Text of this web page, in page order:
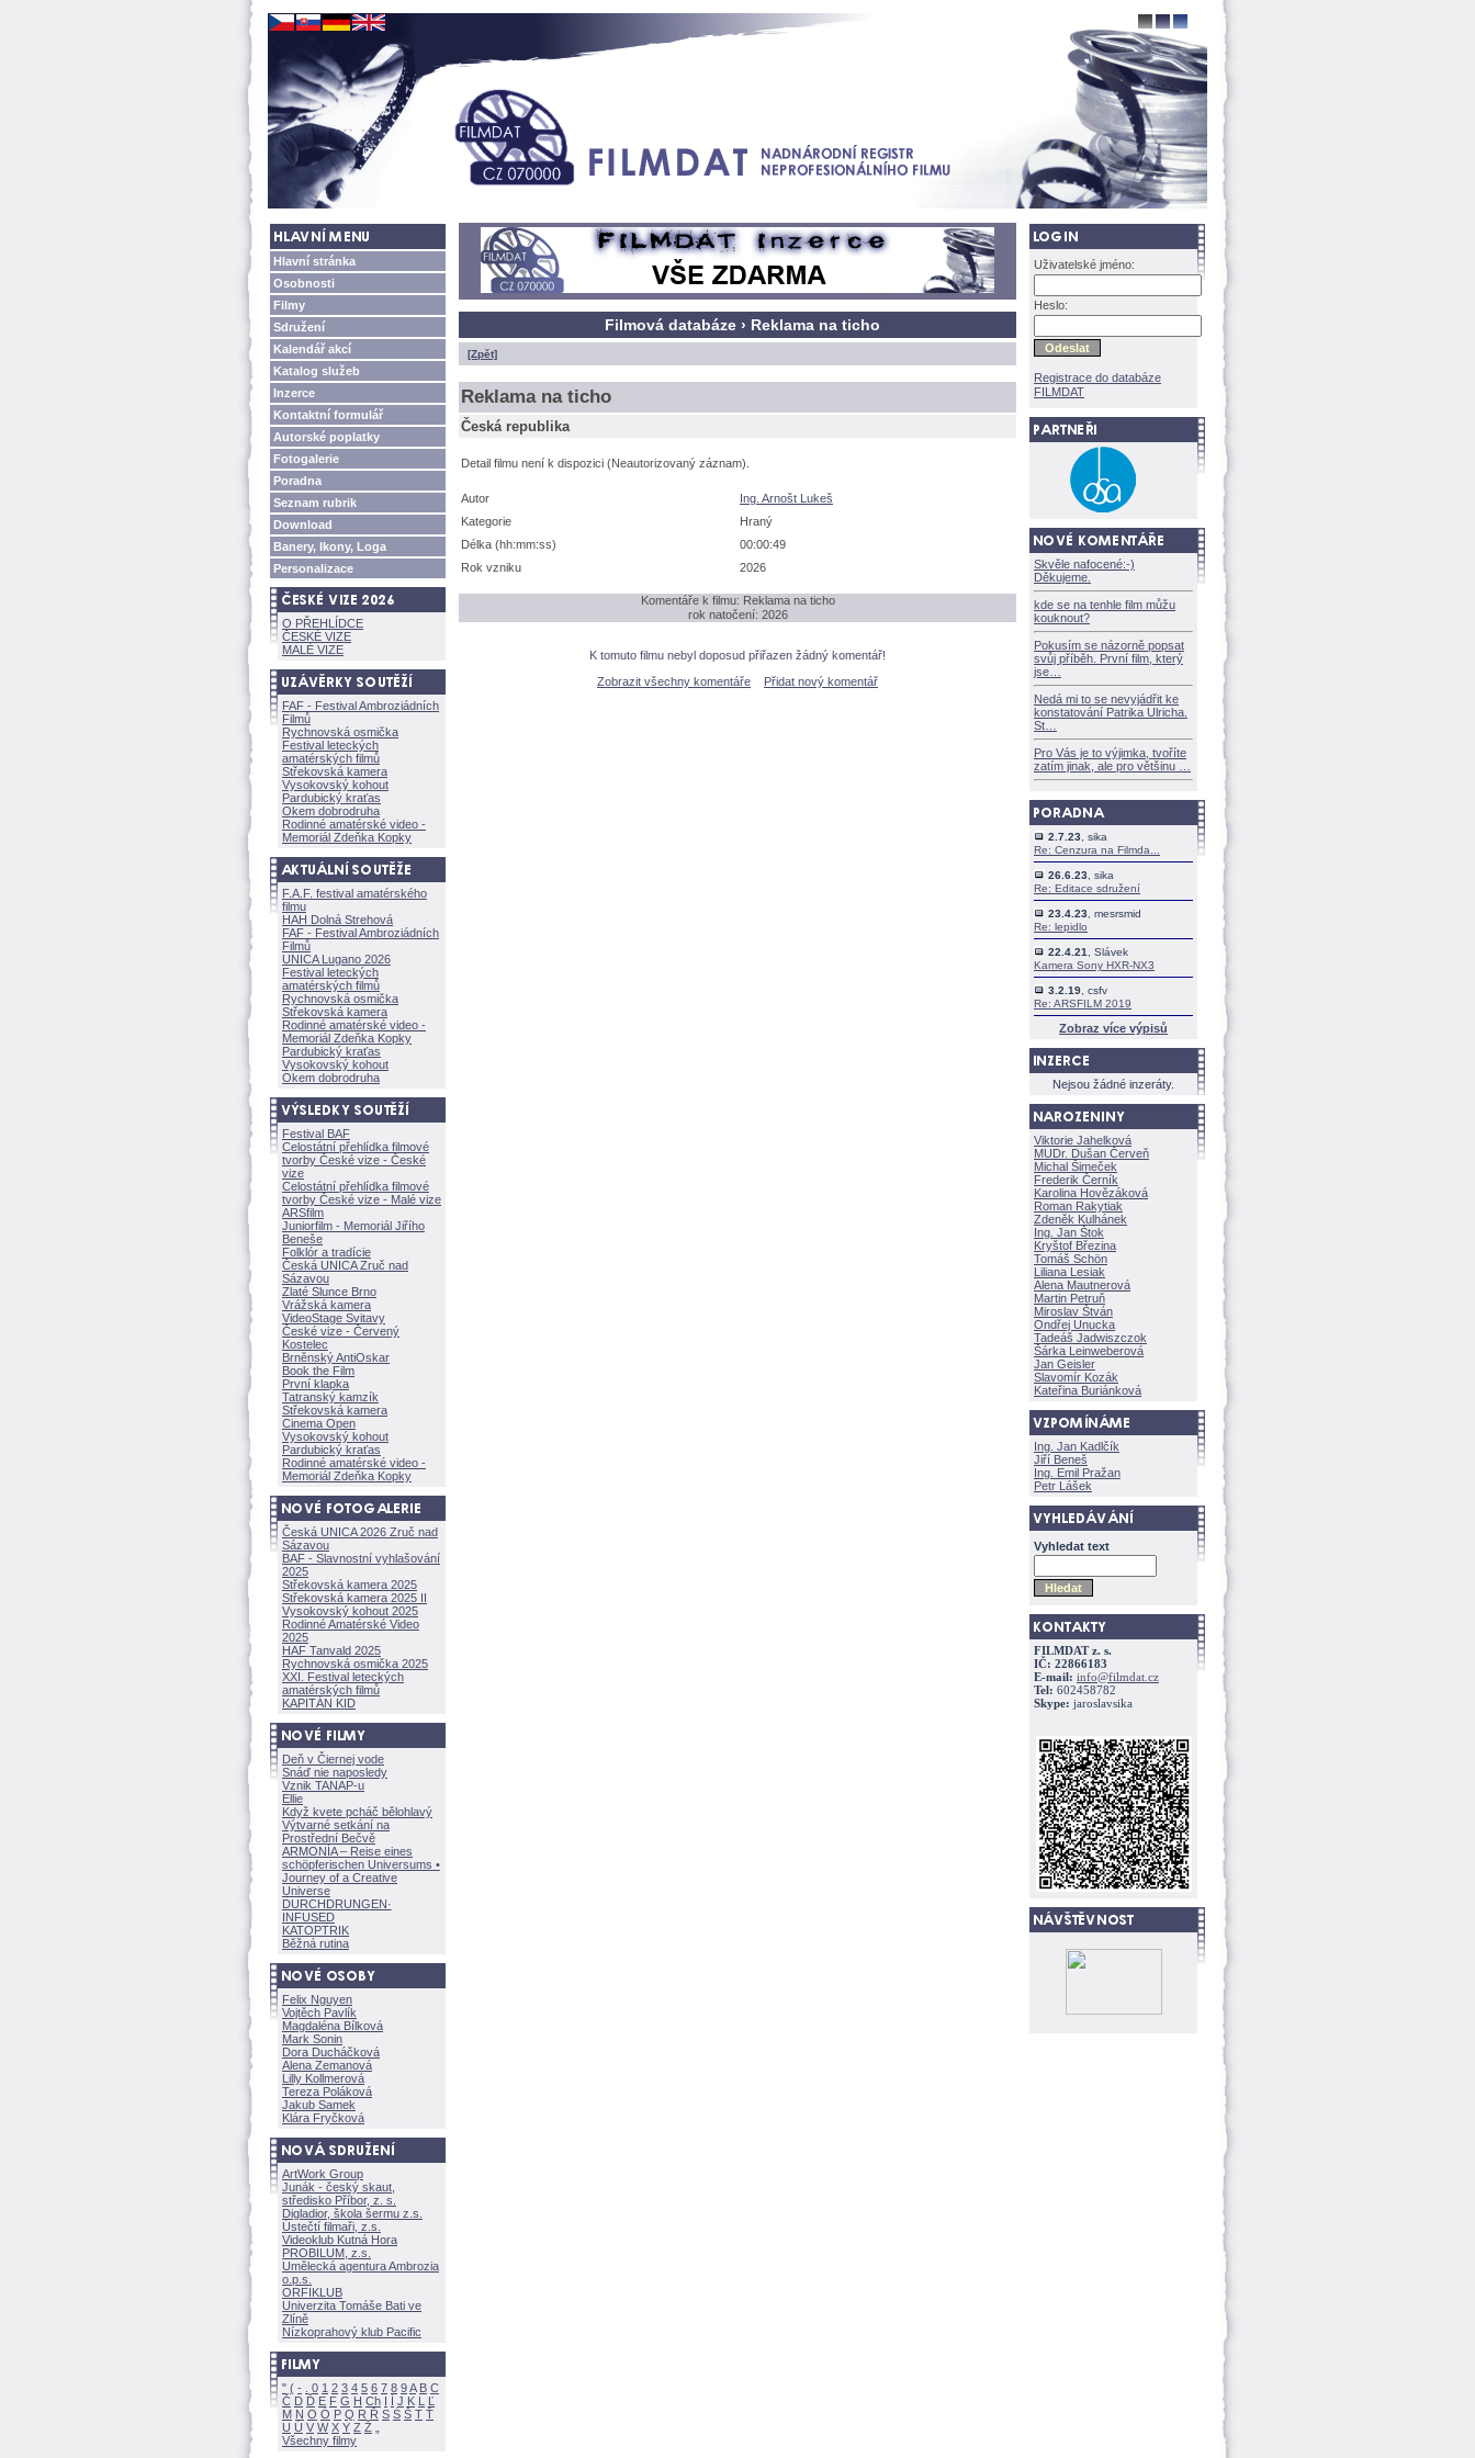
Hlavní stránka
Osobnosti
Filmy
Sdružení
Kalendář akcí
Katalog služeb
Inzerce
Kontaktní formulář
Autorské poplatky
Fotogalerie
Poradna
Seznam rubrik
Download
Banery, Ikony, Loga
Personalizace
O PŘEHLÍDCE
ČESKÉ VIZE
MALÉ VIZE
FAF - Festival Ambroziádních
Filmů
Rychnovská osmička
Festival leteckých
amatérských filmů
Střekovská kamera
Vysokovský kohout
Pardubický kraťas
Okem dobrodruha
Rodinné amatérské video -
Memoriál Zdeňka Kopky
F.A.F. festival amatérského
filmu
HAH Dolná Strehov
FAF - Festival Ambroziádních
Filmů
UNICA Lugano 2026
Festival leteckých
amatérských filmů
Rychnovská osmička
Střekovská kamera
Rodinné amatérské video -
Memoriál Zdeňka Kopky
Pardubický kraťas
Vysokovský kohout
Okem dobrodruha
Festival BAF
Celostátní přehlídka filmové
tvorby České vize - České
vize
Celostátní přehlídka filmové
tvorby České vize - Malé vize
ARSfilm
Juniorfilm - Memoriál Jiřího
Beneše
Folklór a tradície
Česká UNICA Zruč nad
Sázavou
Zlaté Slunce Brno
Vrážská kamera
VideoStage Svitavy
České vize - Červený
Kostelec
Brněnský AntiOskar
Book the Film
První klapka
Tatranský kamzík
Střekovská kamera
Cinema Open
Vysokovský kohout
Pardubický kraťas
Rodinné amatérské video -
Memoriál Zdeňka Kopky
Česká UNICA 2026 Zruč nad
Sázavou
BAF - Slavnostní vyhlašování
2025
Střekovská kamera 2025
Střekovská kamera 2025 II
Vysokovský kohout 2025
Rodinné Amatérské Video
2025
HAF Tanvald 2025
Rychnovská osmička 2025
XXI. Festival leteckých
amatérských filmů
KAPITÁN KID
Deň v Čiernej vode
Snáď nie naposledy
Vznik TANAP-u
Ellie
Když kvete pcháč bělohlavý
Výtvarné setkání na
Prostřední Bečvě
ARMONÍA – Reise eines
schöpferischen Universums •
Journey of a Creative
Universe
DURCHDRUNGEN·
INFUSED
KATOPTRIK
Běžná rutina
Felix Nguyen
Vojtěch Pavlík
Magdaléna Bílkov
Mark Sonin
Dora Ducháčkov
Alena Zemanov
Lilly Kollmerov
Tereza Polákov
Jakub Samek
Klára Fryčkov
ArtWork Group
Junák - český skaut,
středisko Příbor, z. s.
Digladior, škola šermu z.s.
Ústečtí filmaři, z.s.
Videoklub Kutná Hora
PROBILUM, z.s.
Umělecká agentura Ambrozia
o.p.s.
ORFIKLUB
Univerzita Tomáše Bati ve
Zlíně
Nízkoprahový klub Pacific
" ( - 0 1 2 3 4 5 6 7 8 9A B C
Č D Ď E F G H Ch I Í J K L
Ľ
M N O Ó P Q R Ř S Ś T Ť
U Ú V W X Y Z
Všechny filmy
Filmová databáze › Reklama na ticho
[Zpět]
Reklama na ticho
Česká republika
Detail filmu není k dispozici (Neautorizovaný záznam).
Autor
Ing. Arnošt Luke
Kategorie
Hraný
Délka (hh:mm:ss)
00:00:49
Rok vzniku
2026
Komentáře k filmu: Reklama na ticho
rok natočení: 2026
K tomuto filmu nebyl doposud přiřazen žádný komentář!
Zobrazit všechny komentáře
Přidat nový komentář
Uživatelské jméno:
Heslo:
Registrace do databáze
FILMDAT
Skvěle nafocené:-)
Děkujeme.
kde se na tenhle film můžu
kouknout?
Pokusím se názorně popsat
svůj příběh. První film, který
jse
Nedá mi to se nevyjádřit ke
konstatování Patrika Ulricha.
St
Pro Vás je to výjimka, tvoříte
zatím jinak, ale pro většinu
2.7.23 , sika
Re: Cenzura na Filmda...
26.6.23 , sika
Re: Editace sdružení
23.4.23 , mesrsmid
Re: lepidlo
22.4.21
, Slávek
Kamera Sony HXR-NX3
3.2.19 , csfv
Re: ARSFILM 2019
Zobraz více výpisů
Nejsou žádné inzeráty.
Viktorie Jahelkov
MUDr. Dušan Červeň
Michal Šimeček
Frederik Černík
Karolina Hovězákov
Roman Rakytiak
Zdeněk Kulhánek
Ing. Jan Štok
Kryštof Březina
Tomáš Schön
Liliana Lesiak
Alena Mautnerov
Martin Petruň
Miroslav Štván
Ondřej Unucka
Tadeáš Jadwiszczok
rka Leinweberov
Jan Geisler
Slavomír Kozák
Kateřina Buriánkov
Ing. Jan Kadlčík
Jiří Bene
Ing. Emil Pražan
Petr Lášek
Vyhledat text
FILMDAT z. s.
IČ: 22866183
E-mail: info@filmdat.cz
Tel: 602458782
Skype: jaroslavsika